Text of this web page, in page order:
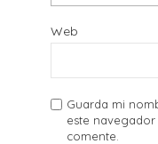
Web
Guarda mi
este
comente.